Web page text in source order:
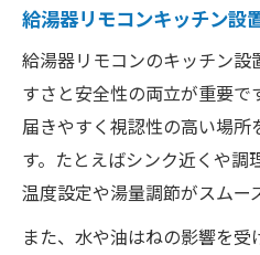
給湯器リモコンキッチン設
給湯器リモコンのキッチン設
すさと安全性の両立が重要で
届きやすく視認性の高い場
す。たとえばシンク近くや調
温度設定や湯量調節がスムー
また、水や油はねの影響を